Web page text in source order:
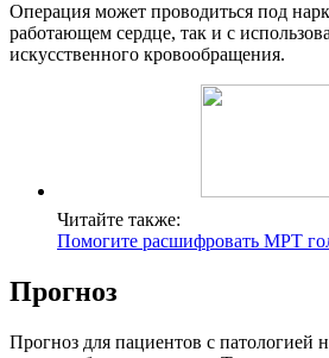
Операция может проводиться под
работающем сердце, так и с
искусственного кровообращения.
Читайте также:
Помогите расшифровать МРТ
Прогноз
Прогноз для пациентов с патологией